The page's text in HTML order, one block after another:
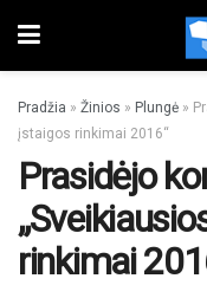
Pradžia » Žinios » Plungė »
įstaigos rinkimai 2016“
Prasidėjo
rinkimai